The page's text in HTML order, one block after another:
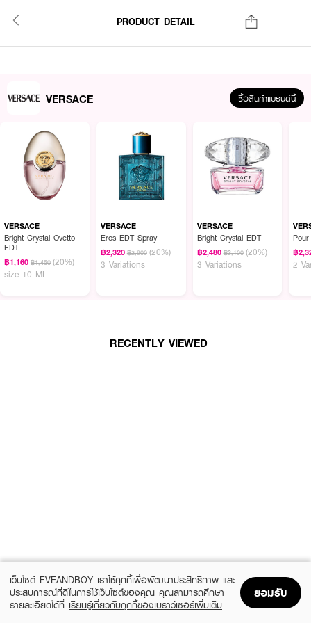
PRODUCT DETAIL
VERSACE ซื้อสินค้าแบรนด์นี้
VERSACE
Bright Crystal Ovetto
EDT
฿1,160 ฿1,450 (20%)
size 10 ML
VERSACE
Eros EDT Spray
฿2,320 ฿2,900 (20%)
3 Variations
VERSACE
Bright Crystal EDT
฿2,480 ฿3,100 (20%)
3 Variations
฿
2
RECENTLY VIEWED
เว็บไซต์ EVEANDBOY เราใช้คุกกี้เพื่อพัฒนาประสิทธิภาพ และ
ประสบการณ์ที่ดีในการใช้เว็บไซต์ของคุณ คุณสามารถศึกษา
รายละเอียดได้ที่ เรียนรู้เกี่ยวกับคุกกี้ของเบราว์เซอร์เพิ่มเติม
ยอมรับ